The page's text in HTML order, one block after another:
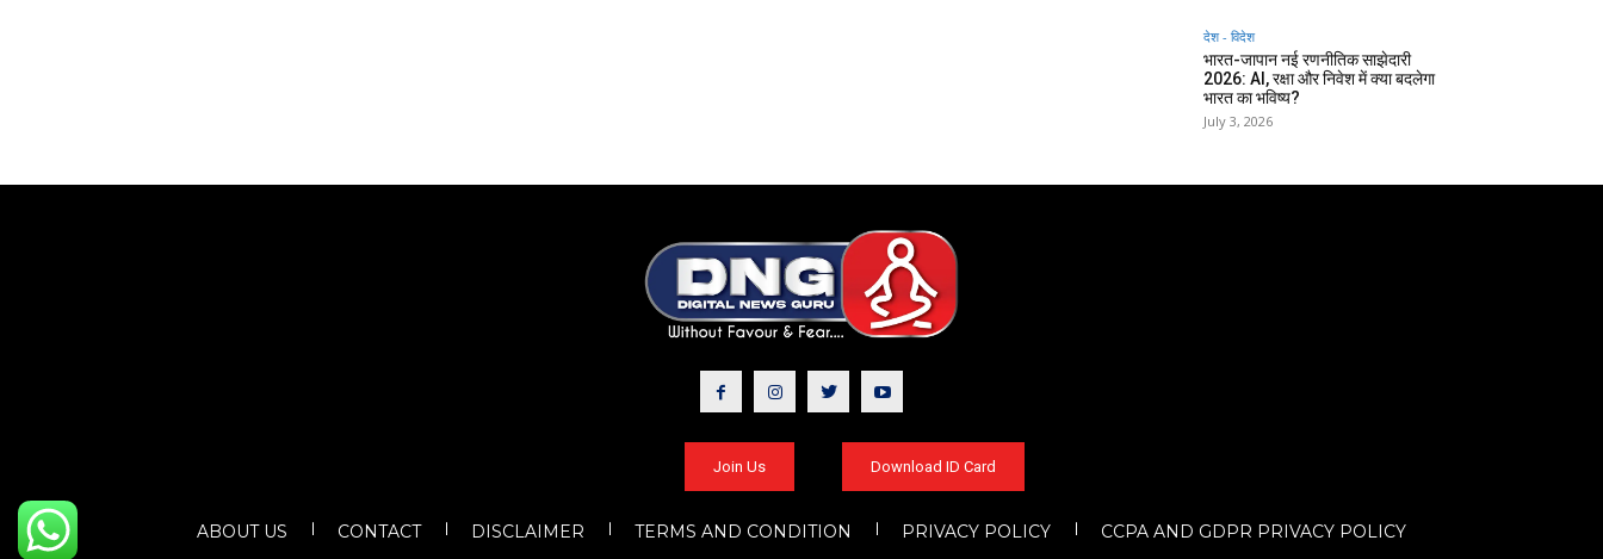
देश - विदेश
भारत-जापान नई रणनीतिक साझेदारी
2026: AI, रक्षा और निवेश में क्या बदलेगा
भारत का भविष्य?
July 3, 2026
Join Us Download ID Card
ABOUT US CONTACT DISCLAIMER TERMS AND CONDITION PRIVACY POLICY CCPA AND GDPR PRIVACY POLICY